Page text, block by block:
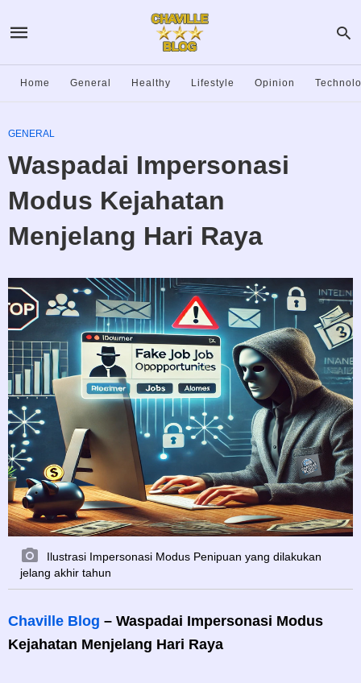
Home General Healthy Lifestyle Opinion
GENERAL
Waspadai Impersonasi
Modus Kejahatan
Menjelang Hari Raya
Ilustrasi Impersonasi Modus Penipuan yang dilakukan
jelang akhir tahun
Chaville Blog – Waspadai Impersonasi Modus
Kejahatan Menjelang Hari Raya